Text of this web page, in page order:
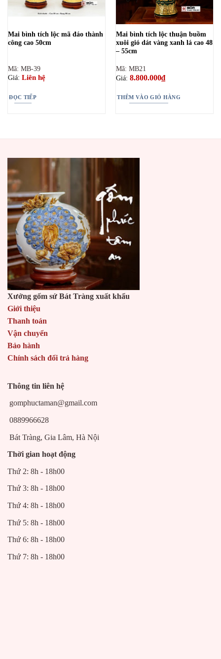
Mai bình tích lộc mã đáo thành
công cao 50cm
Mã: MB-39
Giá: Liên hệ
ĐỌC TIẾP
Mai bình tích lộc thuận buồm
xuôi gió dát vàng xanh lá cao 48
– 55cm
Mã: MB21
Giá: 8.800.000₫
THÊM VÀO GIỎ HÀNG
Xưởng gốm sứ Bát Tràng xuất khẩu
Giới thiệu
Thanh toán
Vận chuyển
Bảo hành
Chính sách đổi trả hàng
Thông tin liên hệ
gomphuctaman@gmail.com
0889966628
Bát Tràng, Gia Lâm, Hà Nội
Thời gian hoạt động
Thứ 2: 8h - 18h00
Thứ 3: 8h - 18h00
Thứ 4: 8h - 18h00
Thứ 5: 8h - 18h00
Thứ 6: 8h - 18h00
Thứ 7: 8h - 18h00